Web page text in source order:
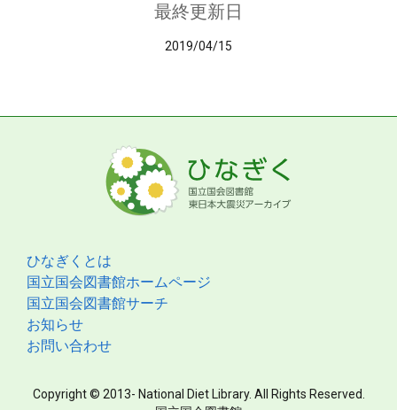
最終更新日
2019/04/15
ひなぎくとは
国立国会図書館ホームページ
国立国会図書館サーチ
お知らせ
お問い合わせ
Copyright © 2013- National Diet Library. All Rights Reserved.